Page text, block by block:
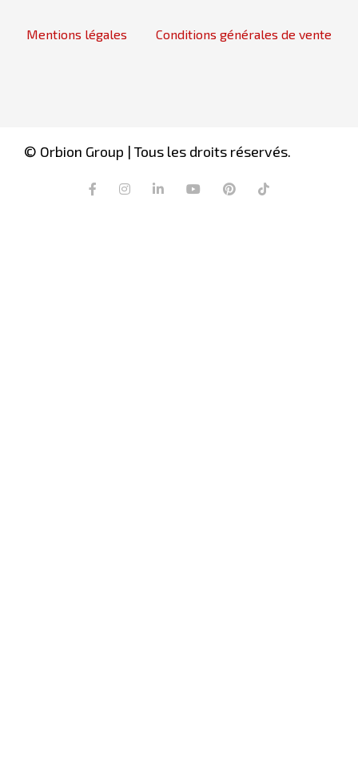
Mentions légales Conditions générales de vente
© Orbion Group | Tous les droits réservés.